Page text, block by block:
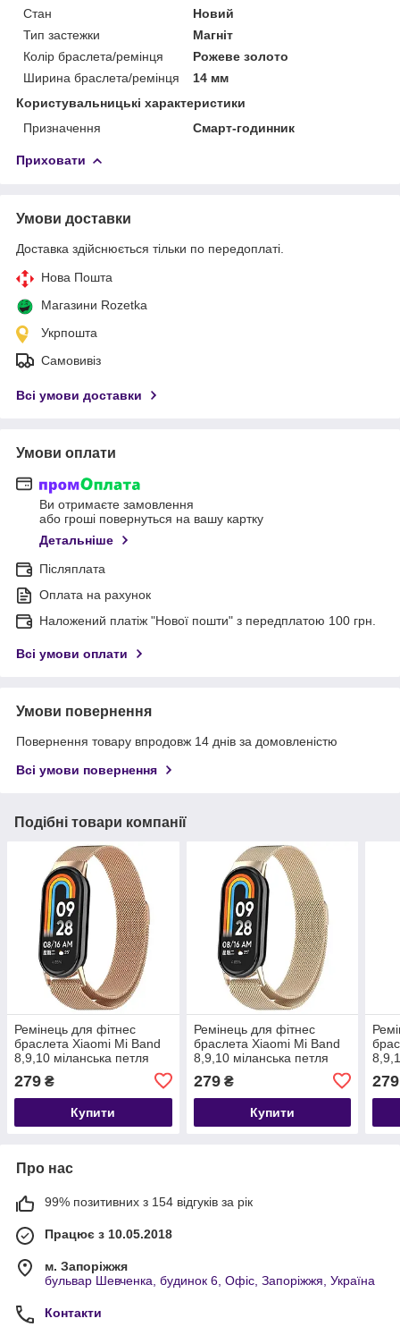
Стан
Новий
Тип застежки
Магніт
Колір браслета/ремінця
Рожеве золото
Ширина браслета/ремінця
14 мм
Користувальницькі характеристики
Призначення
Смарт-годинник
Приховати
Умови доставки
Доставка здійснюється тільки по передоплаті.
Нова Пошта
Магазини Rozetka
Укрпошта
Самовивіз
Всі умови доставки
Умови оплати
Ви отримаєте замовлення
або гроші повернуться на вашу картку
Детальніше
Післяплата
Оплата на рахунок
Наложений платіж "Нової пошти" з передплатою 100 грн.
Всі умови оплати
Умови повернення
Повернення товару впродовж 14 днів за домовленістю
Всі умови повернення
Подібні товари компанії
Ремінець для фітнес
браслета Xiaomi Mi Band
8,9,10 міланська петля
279 ₴
Купити
Ремінець для фітнес
браслета Xiaomi Mi Band
8,9,10 міланська петля
279₴
Купити
279
Про нас
99% позитивних з 154 відгуків за рік
Працює з 10.05.2018
м. Запоріжжя
бульвар Шевченка, будинок 6, Офіс, Запоріжжя, Україна
Контакти